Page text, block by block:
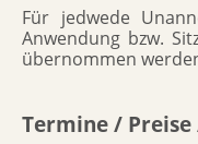
Für jedwede
Anwendung bzw.
übernommen
Termine /